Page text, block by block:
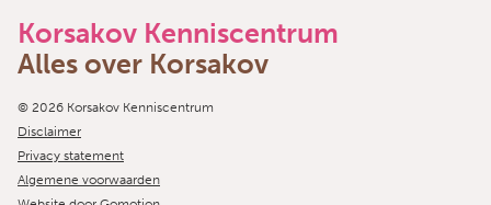
Korsakov Kenniscentrum
Alles over Korsakov
Copyright navigation
© 2026 Korsakov Kenniscentrum
Disclaimer
Privacy statement
Algemene voorwaarden